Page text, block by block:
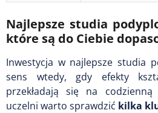
Najlepsze studia
które są do Ciebie
Inwestycja w najlepsze studia
sens wtedy, gdy efekty
przekładają się na
uczelni warto sprawdzić kilka